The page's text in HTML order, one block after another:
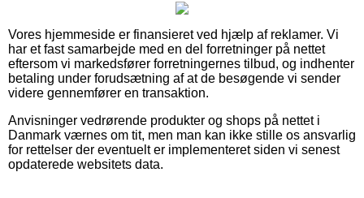
Vores hjemmeside er finansieret ved hjælp af reklamer. Vi
har et fast samarbejde med en del forretninger på nettet
eftersom vi markedsfører forretningernes tilbud, og indhenter
betaling under forudsætning af at de besøgende vi sender
videre gennemfører en transaktion.
Anvisninger vedrørende produkter og shops på nettet i
Danmark værnes om tit, men man kan ikke stille os ansvarlig
for rettelser der eventuelt er implementeret siden vi senest
opdaterede websitets data.